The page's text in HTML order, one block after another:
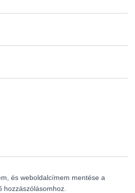
és weboldalcímem mentése a
hozzászólásomhoz.